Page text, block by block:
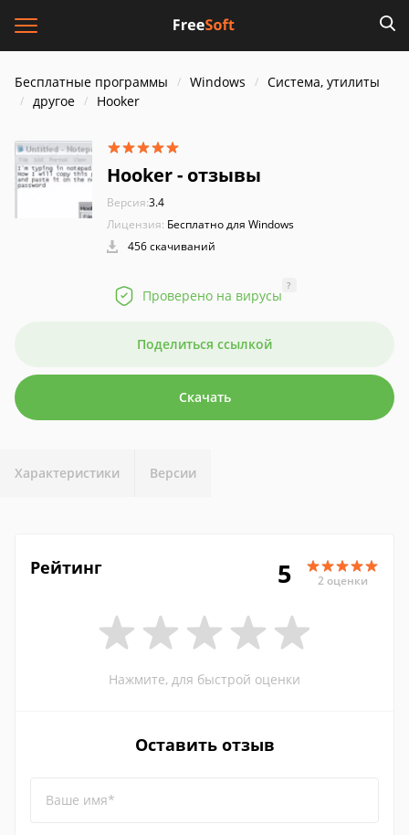
Бесплатные программы Windows
Система, утилиты
другое
Hooker
Hooker - отзывы
Версия:3.4
Лицензия: Бесплатно для Windows
456 скачиваний
Проверено на вирусы
?
Поделиться ссылкой
Скачать
Характеристики Версии
Рейтинг 5 2 оценки
Нажмите, для быстрой оценки
Оставить отзыв
Ваше имя*